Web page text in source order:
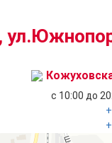
с 10:00 до